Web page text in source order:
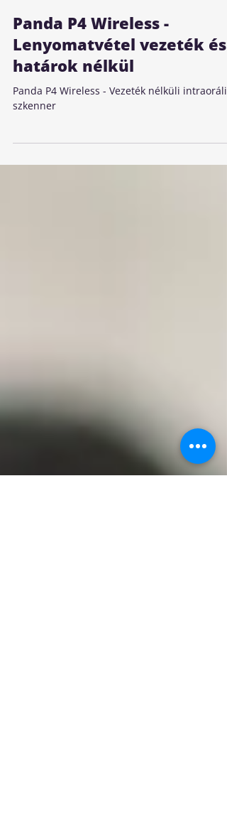
Panda
Mar 12, 2024
2 min read
Panda P4 Wireless -
Lenyomatvétel vezeték és
szkenner